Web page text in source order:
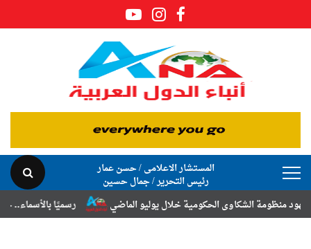
المستشار الاعلامى / حسن عمار
رئيس التحرير / جمال حسين
رسميًا بالأسماء.. حركة
الشكاوى الحكومية خلال يوليو الماضي